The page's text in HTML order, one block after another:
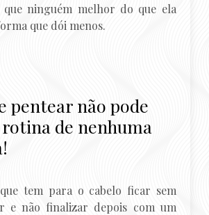
ninguém melhor do que ela
que dói menos.
pentear não pode
de nenhuma
tem para o cabelo ficar sem
e não finalizar depois com um